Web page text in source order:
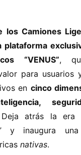
los Camiones
plataforma
“VENUS”​​,
para usuarios
en ​cinco
atrás la era
y inaugura
nativas.